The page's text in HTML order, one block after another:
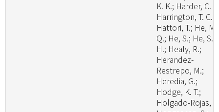
K. K.; Harder, C.
Harrington, T. C.;
Hattori, T.; He, M.
Q.; He, S.; He, S.
H.; Healy, R.;
Herandez-
Restrepo, M.;
Heredia, G.;
Hodge, K. T.;
Holgado-Rojas,